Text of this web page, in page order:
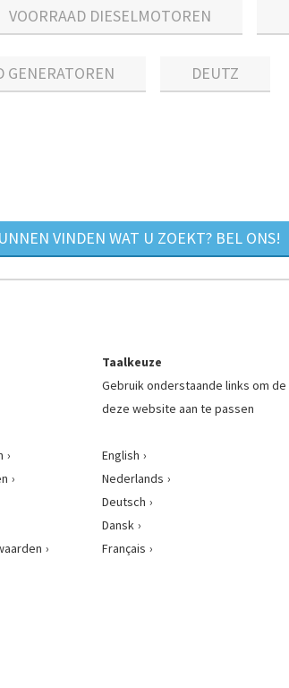
VOORRAAD DIESELMOTOREN
GENERATOREN DEUTZ
VINDEN WAT U ZOEKT? BEL ONS!
Taalkeuze
Gebruik onderstaande links om de
deze website aan te passen
English
Nederlands
Deutsch
Dansk
Français